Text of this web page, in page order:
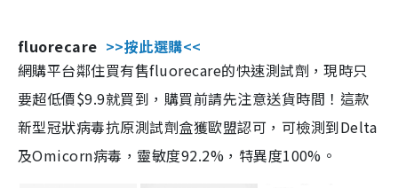
fluorecare >>按此選購<<
網購平台鄰住買有售fluorecare的快速測試劑，現時只
要超低價$9.9就買到，購買前請先注意送貨時間！這款
新型冠狀病毒抗原測試劑盒獲歐盟認可，可檢測到Delta
及Omicorn病毒，靈敏度92.2%，特異度100%。